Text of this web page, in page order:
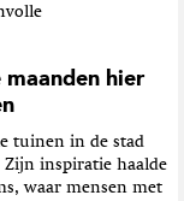
maanden hier
tuinen in de stad
Zijn inspiratie haalde
waar mensen met